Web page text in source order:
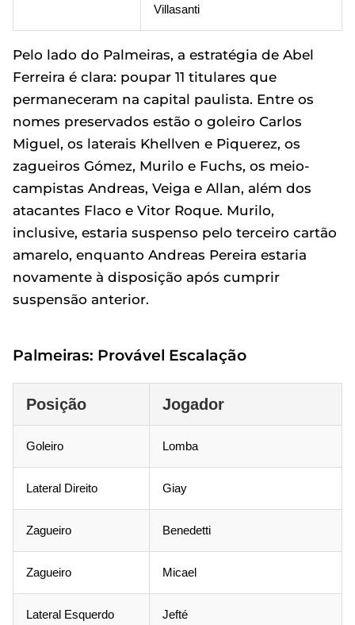
Villasanti
Pelo lado do Palmeiras, a estratégia de Abel
Ferreira é clara: poupar 11 titulares que
permaneceram na capital paulista. Entre os
nomes preservados estão o goleiro Carlos
Miguel, os laterais Khellven e Piquerez, os
zagueiros Gómez, Murilo e Fuchs, os meio-
campistas Andreas, Veiga e Allan, além dos
atacantes Flaco e Vitor Roque. Murilo,
inclusive, estaria suspenso pelo terceiro cartão
amarelo, enquanto Andreas Pereira estaria
novamente à disposição após cumprir
suspensão anterior.
Palmeiras: Provável Escalação
Posição Jogador
Goleiro Lomba
Lateral Direito Giay
Zagueiro Benedetti
Zagueiro Micael
Lateral Esquerdo Jefté